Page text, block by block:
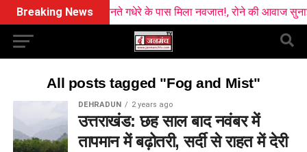
Breaking Newsउफनते गधेरे के पास मिला नवजात!, रोने की आवाज सुनाई
All posts tagged "Fog and Mist"
DEHRADUN 2 years ago
उत्तराखंड: छह साल बाद नवंबर में
तापमान में बढ़ोतरी, सर्दी से राहत में देरी